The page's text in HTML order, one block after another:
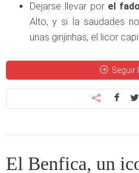
Dejarse llevar por el
Alto, y si la saudades
unas ginjinhas, el licor
Seguir
El Benfica, un